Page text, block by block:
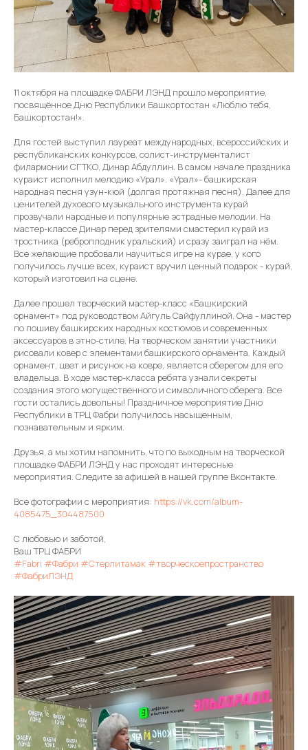
11 октября на площадке ФАБРИ ЛЭНД прошло мероприятие,
посвящённое Дню Республики Башкортостан «Люблю тебя,
Башкортостан!».
Для гостей выступил лауреат международных, всероссийских и
республиканских конкурсов, солист-инструменталист
филармонии СГТКО, Динар Абдуллин. В самом начале праздника
кураист исполнил мелодию «Урал». «Урал»- башкирская
народная песня узун-кюй (долгая протяжная песня). Далее для
ценителей духового музыкального инструмента курай
прозвучали народные и популярные эстрадные мелодии. На
мастер-классе Динар перед зрителями смастерил курай из
тростника (реброплодник уральский) и сразу заиграл на нём.
Все желающие пробовали научиться игре на курае, у кого
получилось лучше всех, кураист вручил ценный подарок - курай,
который изготовил на сцене.
Далее прошел творческий мастер-класс «Башкирский
орнамент» под руководством Айгуль Сайфуллиной. Она - мастер
по пошиву башкирских народных костюмов и современных
аксессуаров в этно-стиле. На творческом занятии участники
рисовали ковер с элементами башкирского орнамента. Каждый
орнамент, цвет и рисунок на ковре, является оберегом для его
владельца. В ходе мастер-класса ребята узнали секреты
создания этого могущественного и символичного оберега. Все
гости остались довольны! Праздничное мероприятие Дню
Республики в ТРЦ Фабри получилось насыщенным,
познавательным и ярким.
Друзья, а мы хотим напомнить, что по выходным на творческой
площадке ФАБРИ ЛЭНД у нас проходят интересные
мероприятия. Следите за афишей в нашей группе Вконтакте.
Все фотографии с мероприятия: https://vk.com/album-
4085475_304487500
С любовью и заботой,
Ваш ТРЦ ФАБРИ
#Fabri #Фабри #Стерлитамак #творческоепространство
#ФабриЛЭНД